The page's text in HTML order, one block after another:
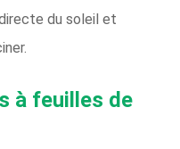
du soleil et
à feuilles de